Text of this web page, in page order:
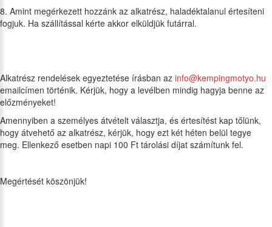
8. Amint megérkezett hozzánk az alkatrész, haladéktalanul értesíteni
fogjuk. Ha szállítással kérte akkor elküldjük futárral.
Alkatrész rendelések egyeztetése írásban az info@kempingmotyo.hu
emailcímen történik. Kérjük, hogy a levélben mindig hagyja benne az
előzményeket!
Amennyiben a személyes átvételt választja, és értesítést kap tőlünk,
hogy átvehető az alkatrész, kérjük, hogy ezt két héten belül tegye
meg. Ellenkező esetben napi 100 Ft tárolási díjat számítunk fel.
Megértését köszönjük!